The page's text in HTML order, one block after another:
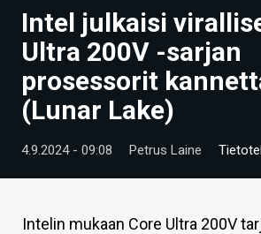
UUTISET
ARTIKKELIT
VIDEOT
TECHBBS
HINTA.FI
Intel julkaisi
Ultra 200V -sarjan
prosessorit
(Lunar Lake)
4.9.2024 - 09:08 Petrus Laine
Intelin mukaan Core Ultra 200V